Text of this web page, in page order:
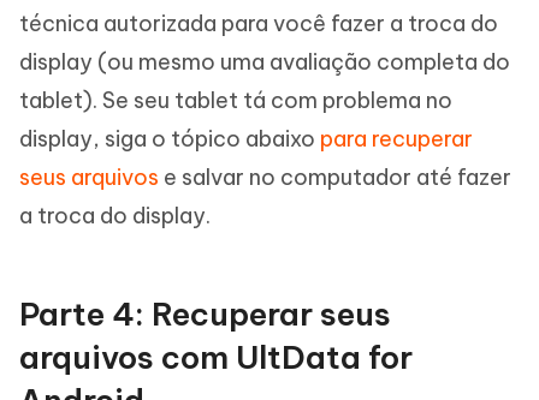
técnica autorizada para você fazer a troca do
display (ou mesmo uma avaliação completa do
tablet). Se seu tablet tá com problema no
display, siga o tópico abaixo para recuperar
seus arquivos e salvar no computador até fazer
a troca do display.
Parte 4: Recuperar seus
arquivos com UltData for